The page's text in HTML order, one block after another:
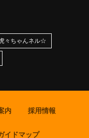
々ちゃんネル☆
内 採用情報
イドマップ